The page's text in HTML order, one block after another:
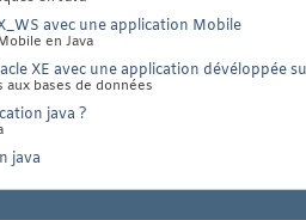
avec une application Mobile
en Java
XE avec une application dévéloppée
aux bases de données
java ?
java